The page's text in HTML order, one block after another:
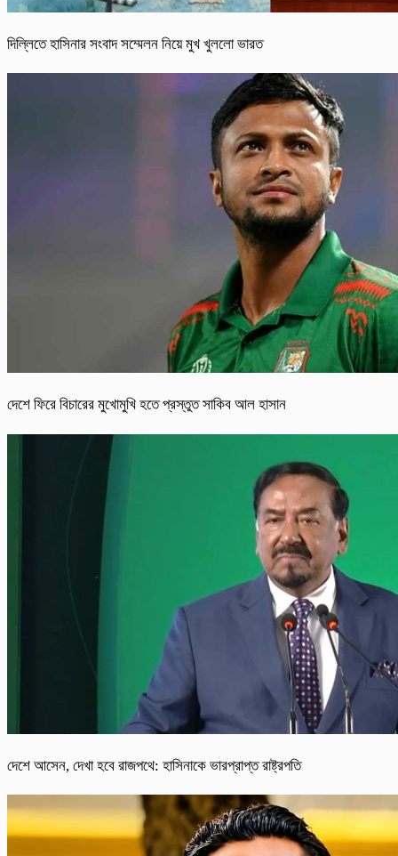
দিল্লিতে হাসিনার সংবাদ সম্মেলন নিয়ে মুখ খুললো ভারত
দেশে ফিরে বিচারের মুখোমুখি হতে প্রস্তুত সাকিব আল হাসান
দেশে আসেন, দেখা হবে রাজপথে: হাসিনাকে ভারপ্রাপ্ত রাষ্ট্রপতি